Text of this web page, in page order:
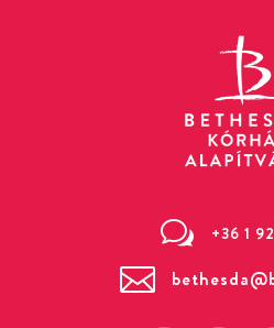
w +36 1
